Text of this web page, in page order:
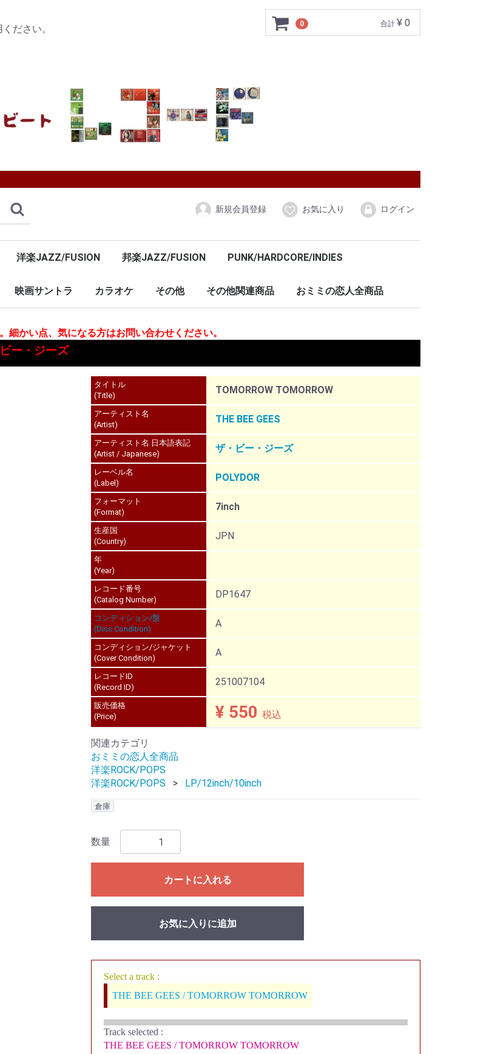
ださい。
0 合計 ¥ 0
新規会員登録 お気に入り ログイン
洋楽JAZZ/FUSION
LP/12inch/10inch
7inch
邦楽JAZZ/FUSION
LP/12inch/10inch
7inch
PUNK/HARDCORE/INDIES
LP/12inch/10inch
7inch
映画サントラ カラオケ その他 その他関連商品 おミミの恋人全商品
かい点、気になる方はお問い合わせください。
ー・ジーズ
タイトル
(Title)
TOMORROW TOMORROW
アーティスト名
(Artist)
THE BEE GEES
アーティスト名 日本語表記
(Artist / Japanese)
ザ・ビー・ジーズ
レーベル名
(Label)
POLYDOR
フォーマット
(Format)
7inch
生産国
(Country)
JPN
年
(Year)
レコード番号
(Catalog Number)
DP1647
コンディション/盤
(Disc Condition)
A
コンディション/ジャケット
(Cover Condition)
A
レコードID
(Record ID)
251007104
販売価格
(Price)
¥ 550 税込
関連カテゴリ
おミミの恋人全商品
洋楽ROCK/POPS
洋楽ROCK/POPS
LP/12inch/10inch
倉庫
数量
カートに入れる
お気に入りに追加
Select a track :
THE BEE GEES / TOMORROW TOMORROW
Track selected :
THE BEE GEES / TOMORROW TOMORROW